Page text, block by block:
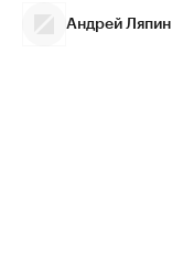
Андрей Ляпин